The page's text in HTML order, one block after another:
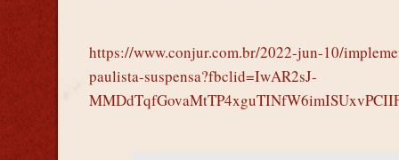
https://www.conjur.com.br/2022-jun-10/
paulista-suspensa?fbclid=IwAR2sJ-